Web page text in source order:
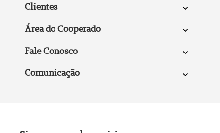
Clientes
Área do Cooperado
Fale Conosco
Comunicação